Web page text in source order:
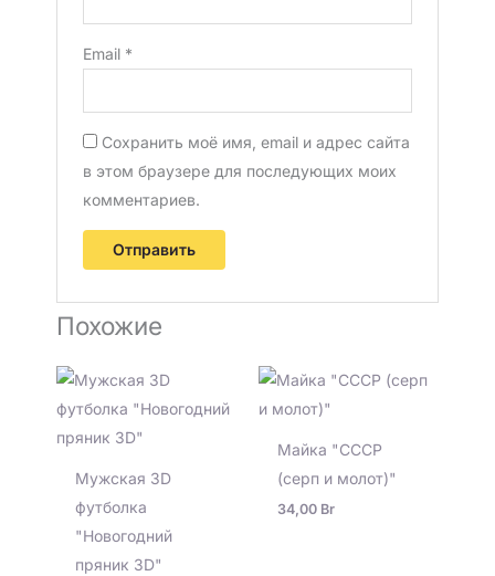
Email *
Сохранить моё имя, email и адрес сайта
в этом браузере для последующих моих
комментариев.
Похожие
Мужская 3D
футболка
"Новогодний
пряник 3D"
Майка "СССР
(серп и молот)"
34,00 Br